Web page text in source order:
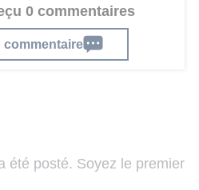
0 commentaires
commentaire
été posté. Soyez le premier